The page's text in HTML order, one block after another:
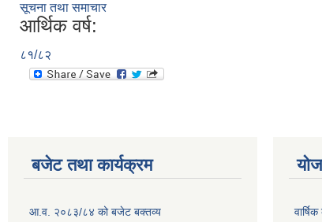
सूचना तथा समाचार
आर्थिक वर्ष:
८१/८२
बजेट तथा कार्यक्रम
आ.व. २०८३/८४ को बजेट बक्तव्य